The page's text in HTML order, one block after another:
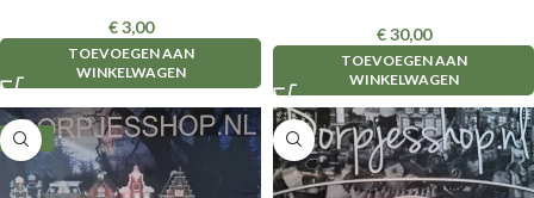
€3,00
TOEVOEGEN AAN
WINKELWAGEN
€30,00
TOEVOEGEN AAN
WINKELWAGEN
-30%